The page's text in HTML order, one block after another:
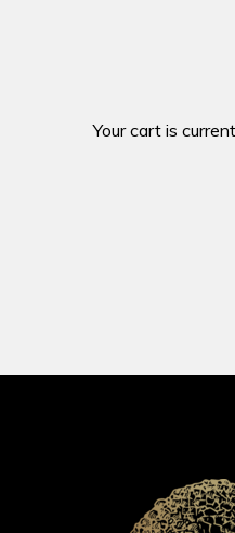
Your cart is